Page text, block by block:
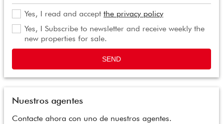
Yes, I read and accept the privacy policy
Yes, I Subscribe to newsletter and receive weekly the
new properties for sale.
SEND
Nuestros agentes
Contacte ahora con uno de nuestros agentes.